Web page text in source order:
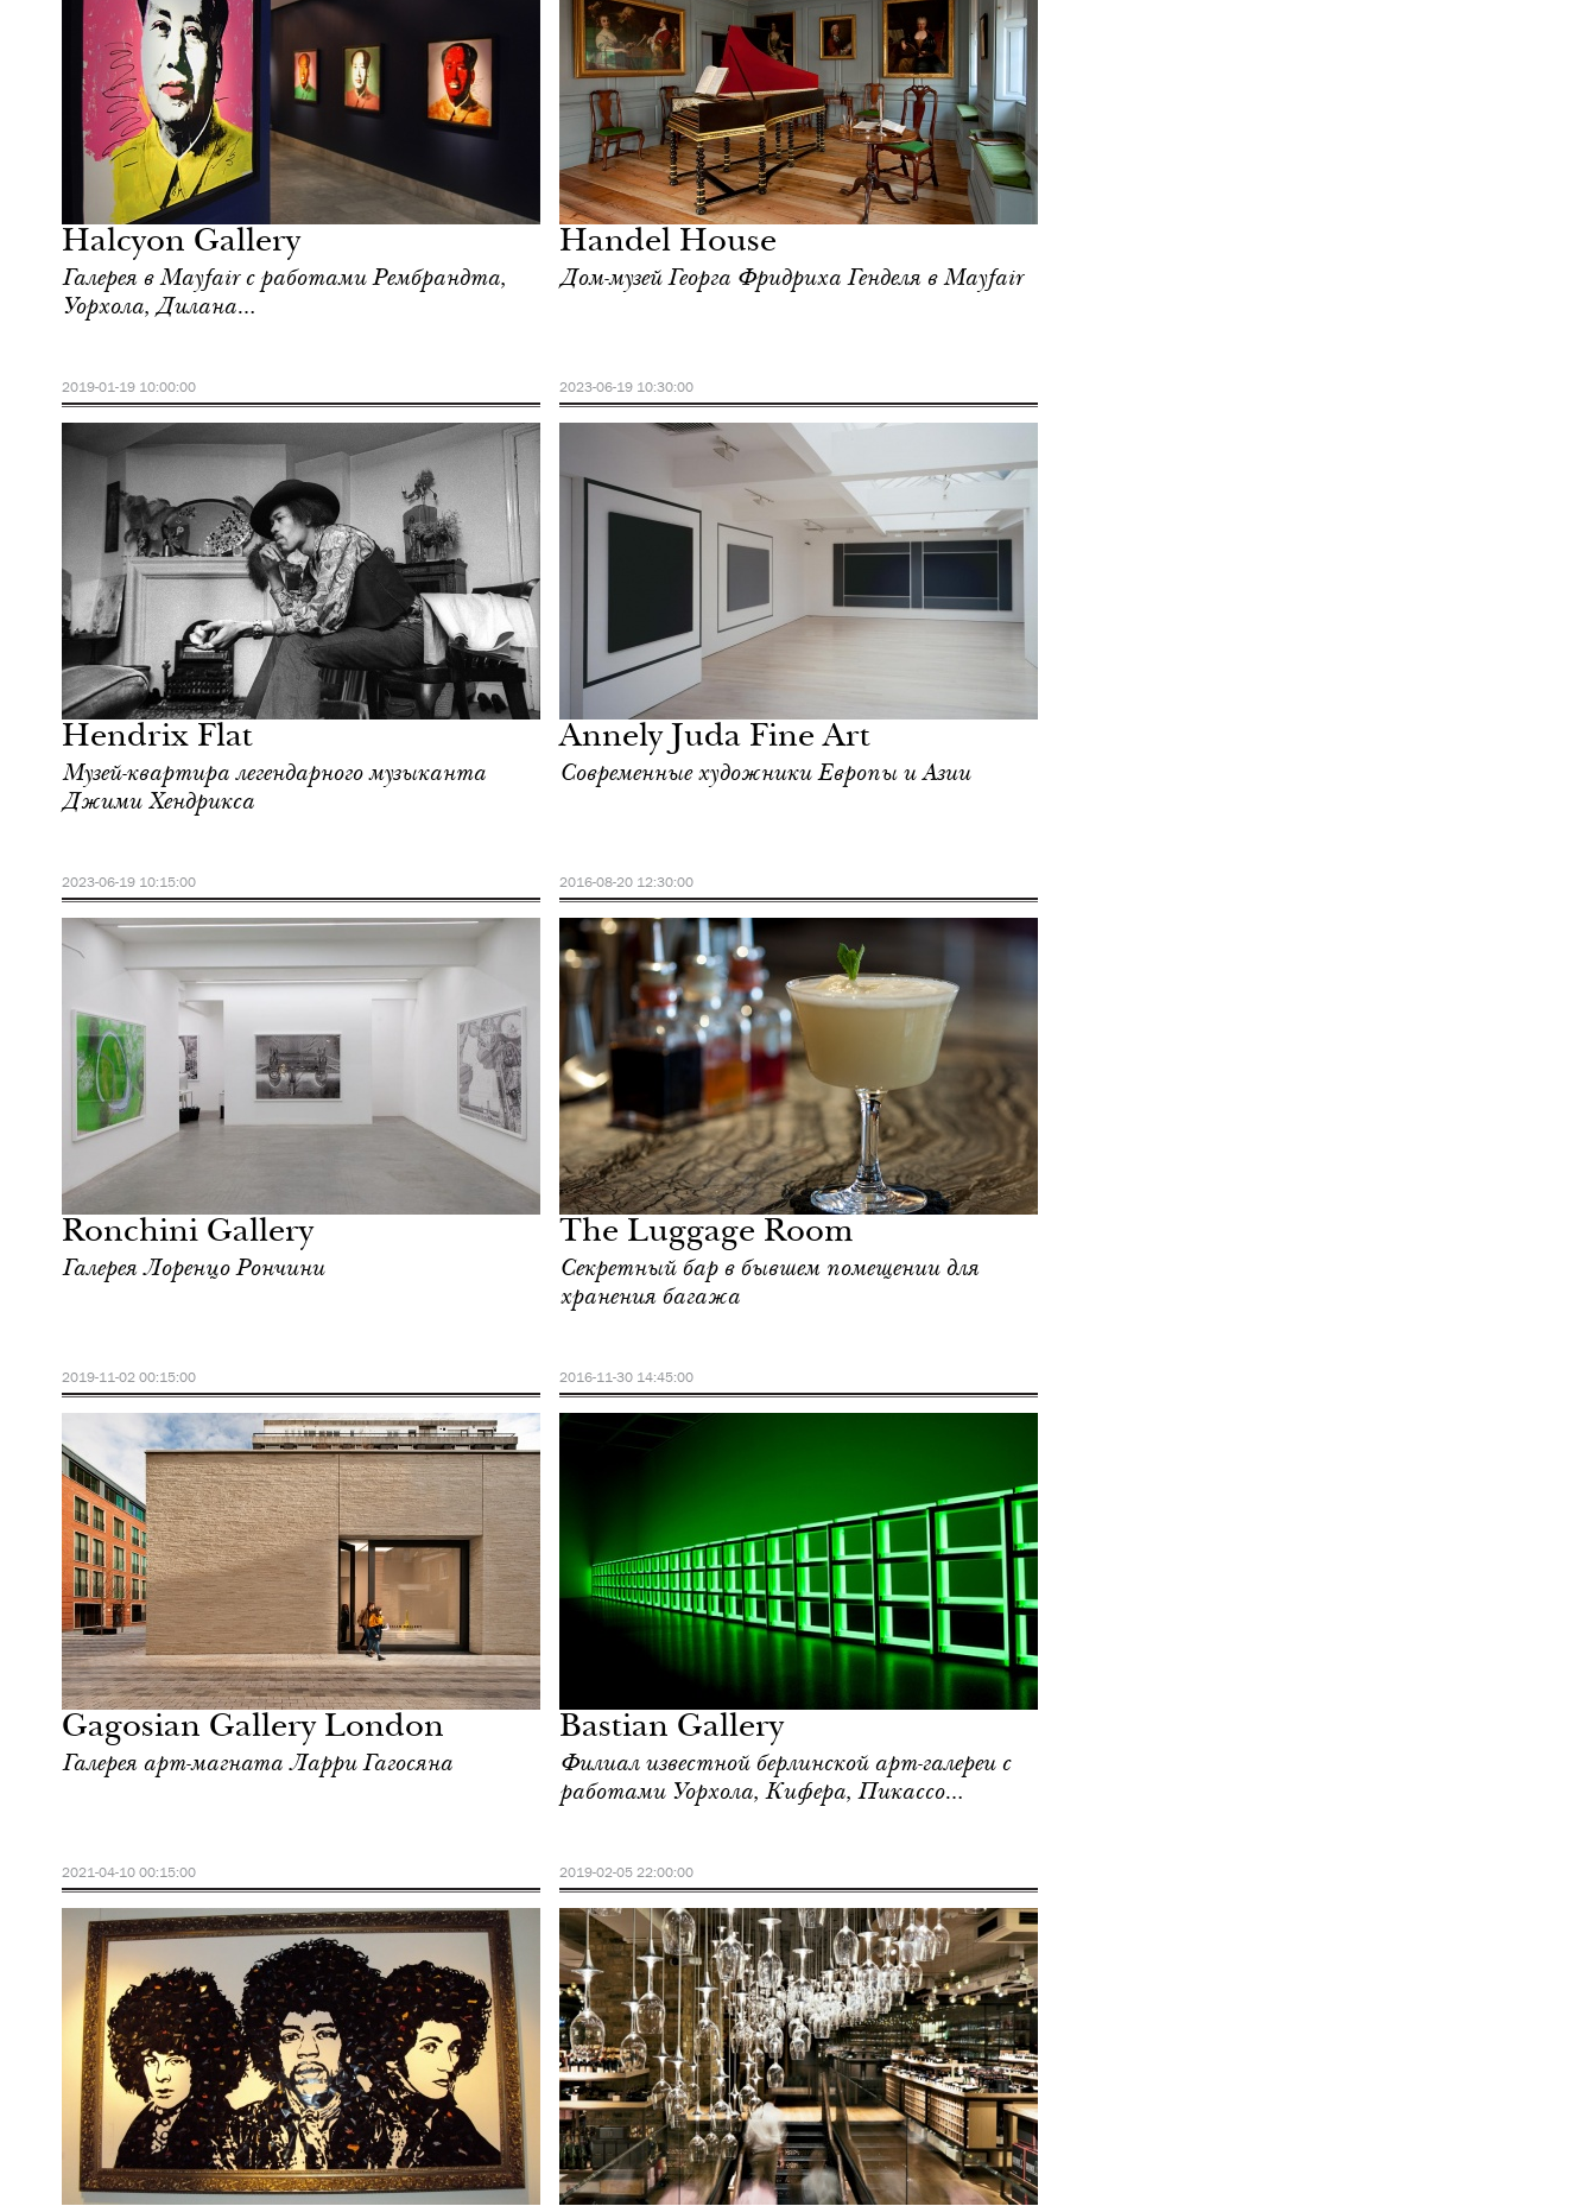
Halcyon Gallery
Галерея в Mayfair с работами Рембрандта,
Уорхола, Дилана…
2019-01-19 10:00:00
Культура
Лондон
Handel House
Дом-музей Георга Фридриха Генделя в Mayfair
2023-06-19 10:30:00
Hendrix Flat
Музей-квартира легендарного музыканта
Джими Хендрикса
2023-06-19 10:15:00
Культура
Лондон
Annely Juda Fine Art
Современные художники Европы и Азии
2016-08-20 12:30:00
Ronchini Gallery
Галерея Лоренцо Рончини
2019-11-02 00:15:00
Ночная жизнь
Лондон
The Luggage Room
Cекретный бар в бывшем помещении для
хранения багажа
2016-11-30 14:45:00
Gagosian Gallery London
Галерея арт-магната Ларри Гагосяна
2021-04-10 00:15:00
Культура
Лондон
Bastian Gallery
Филиал известной берлинской арт-галереи с
работами Уорхола, Кифера, Пикассо…
2019-02-05 22:00:00
Городская среда
Лондон